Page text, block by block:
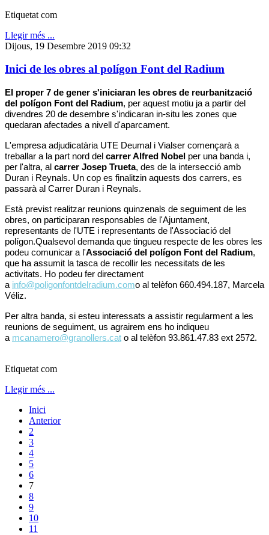
Etiquetat com
Llegir més ...
Dijous, 19 Desembre 2019 09:32
Inici de les obres al polígon Font del Radium
El proper 7 de gener s'iniciaran les obres de reurbanització
del polígon Font del Radium, per aquest motiu ja a partir del
divendres 20 de desembre s'indicaran in-situ les zones que
quedaran afectades a nivell d'aparcament.
L'empresa adjudicatària UTE Deumal i Vialser començarà a
treballar a la part nord del carrer Alfred Nobel per una banda i,
per l'altra, al carrer Josep Trueta, des de la intersecció amb
Duran i Reynals. Un cop es finalitzin aquests dos carrers, es
passarà al Carrer Duran i Reynals.
Està previst realitzar reunions quinzenals de seguiment de les
obres, on participaran responsables de l'Ajuntament,
representants de l'UTE i representants de l'Associació del
polígon.Qualsevol demanda que tingueu respecte de les obres les
podeu comunicar a l'Associació del polígon Font del Radium,
que ha assumit la tasca de recollir les necessitats de les
activitats. Ho podeu fer directament
a info@poligonfontdelradium.como al telèfon 660.494.187, Marcela
Véliz.
Per altra banda, si esteu interessats a assistir regularment a les
reunions de seguiment, us agrairem ens ho indiqueu
a mcanamero@granollers.cat o al telèfon 93.861.47.83 ext 2572.
Etiquetat com
Llegir més ...
Inici
Anterior
2
3
4
5
6
7
8
9
10
11